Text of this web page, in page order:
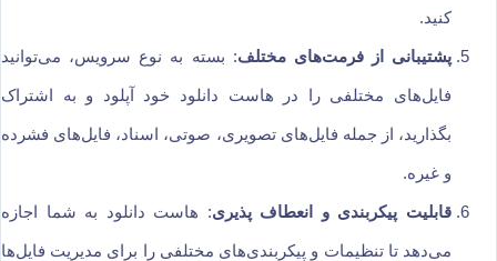
کنید.
پشتیبانی از فرمت‌های مختلف: بسته به نوع سرویس، می‌توانید
فایل‌های مختلفی را در هاست دانلود خود آپلود و به اشتراک
بگذارید، از جمله فایل‌های تصویری، صوتی، اسناد، فایل‌های فشرده
و غیره.
قابلیت پیکربندی و انعطاف پذیری: هاست دانلود به شما اجازه
می‌دهد تا تنظیمات و پیکربندی‌های مختلفی را برای مدیریت فایل‌ها